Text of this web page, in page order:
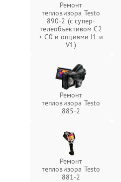
Ремонт
тепловизора Testo
890-2 (c супер-
телеобъективом C2
+ C0 и опциями I1 и
V1)
Ремонт
тепловизора Testo
885-2
Ремонт
тепловизора Testo
881-2